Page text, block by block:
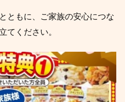
ともに、ご家族の安心につな
てください。